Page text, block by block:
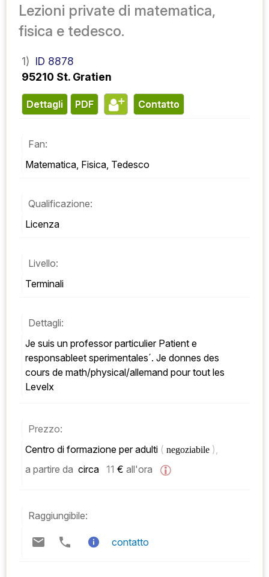
Lezioni private di matematica,
fisica e tedesco.
1) ID 8878
95210 St. Gratien
Dettagli PDF contatto
Fan:
Matematica, Fisica, Tedesco
Qualificazione:
Licenza
Livello:
Terminali
Dettagli:
Je suis un professor particulier Patient e
responsableet sperimentales´. Je donnes des
cours de math/physical/allemand pour tout les
Levelx
Prezzo:
Centro di formazione per adulti ( negoziabile ),
a partire da circa 11 € all'ora
Raggiungibile:
contatto